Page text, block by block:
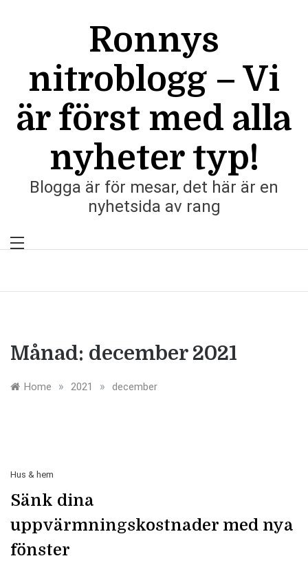
Ronnys
nitroblogg – Vi
är först med alla
nyheter typ!
Blogga är för mesar, det här är en
nyhetsida av rang
Månad: december 2021
Home » 2021 » december
Hus & hem
Sänk dina
uppvärmningskostnader med nya
fönster